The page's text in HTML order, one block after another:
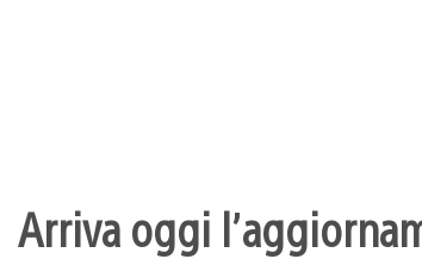
Arriva oggi